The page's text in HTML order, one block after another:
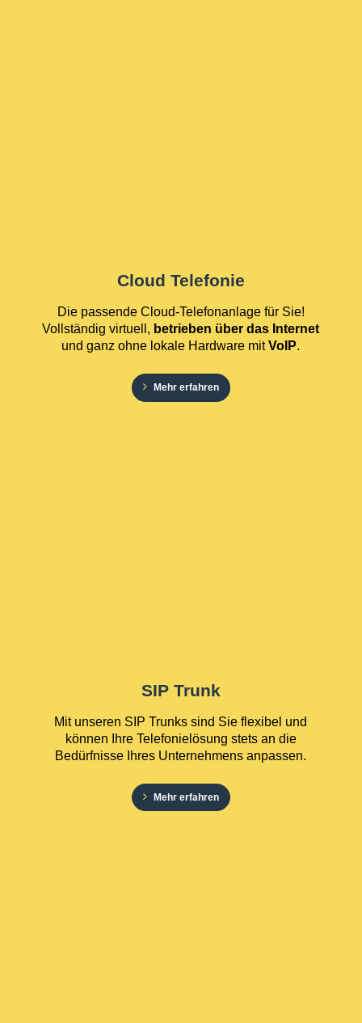
Cloud Telefonie
Die passende Cloud-Telefonanlage für Sie!
Vollständig virtuell, betrieben über das Internet
und ganz ohne lokale Hardware mitVoIP.
Mehr erfahren
SIP Trunk
Mit unseren SIP Trunks sind Sie flexibel und
können Ihre Telefonielösung stets an die
Bedürfnisse Ihres Unternehmens anpassen.
Mehr erfahren